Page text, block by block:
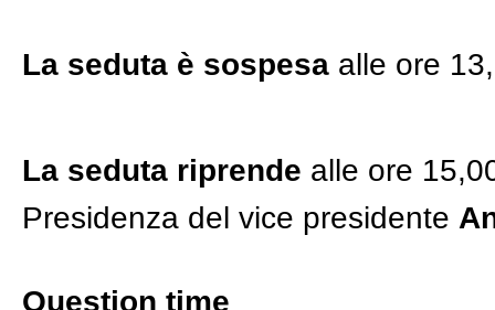
La seduta è sospesa alle ore
La seduta riprende alle ore
Presidenza del vice presidente
Question time